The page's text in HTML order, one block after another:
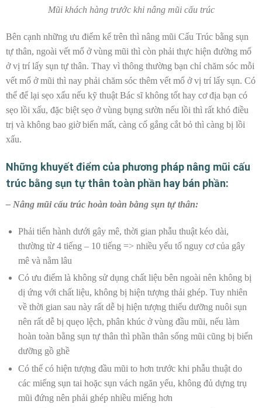
Mũi khách hàng trước khi nâng mũi cấu trúc
Bên cạnh những ưu điểm kể trên thì nâng mũi Cấu Trúc bằng sụn
tự thân, ngoài vết mổ ở vùng mũi thì còn phải thực hiện đường mổ
ở vị trí lấy sụn tự thân. Thay vì thông thường bạn chỉ chăm sóc mỗi
vết mổ ở mũi thì nay phải chăm sóc thêm vết mổ ở vị trí lấy sụn. Có
thể để lại sẹo xấu nếu kỹ thuật Bác sĩ không tốt hay cơ địa bạn có
sẹo lồi xấu, đặc biệt sẹo ở vùng bụng sườn nếu lồi thì rất khó điều
trị và không bao giờ biến mất, càng cố gắng cắt bỏ thì càng bị lồi
xấu.
Những khuyết điểm của phương pháp nâng mũi cấu
trúc bằng sụn tự thân toàn phần hay bán phần:
– Nâng mũi cấu trúc hoàn toàn bằng sụn tự thân:
Phải tiến hành dưới gây mê, thời gian phẫu thuật kéo dài,
thường từ 4 tiếng – 10 tiếng => nhiều yếu tố nguy cơ của gây
mê và nằm lâu
Có ưu điểm là không sử dụng chất liệu bên ngoài nên không bị
dị ứng với chất liệu, không bị hiện tượng thải ghép. Tuy nhiên
về thời gian sau này rất dễ bị hiện tượng thiểu dưỡng nuôi sụn
nên rất dễ bị quẹo lệch, phân khúc ở vùng đầu mũi, nếu làm
hoàn toàn bằng sụn tự thân thì phần thân sống mũi cũng bị biến
dưỡng gồ ghề
Có thể có hiện tượng đầu mũi to hơn trước khi phẫu thuật do
các miếng sụn tai hoặc sụn vách ngăn yếu, không đủ dựng trụ
mũi đứng nên phải ghép nhiều miếng hơn